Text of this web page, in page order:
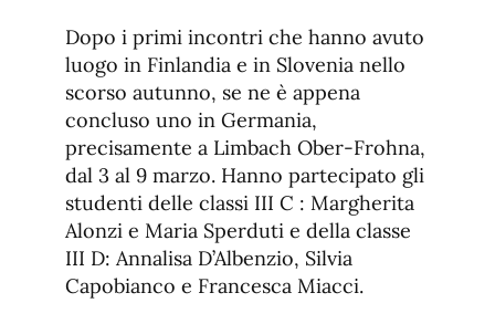
Dopo i primi incontri che hanno avuto
luogo in Finlandia e in Slovenia nello
scorso autunno, se ne è appena
concluso uno in Germania,
precisamente a Limbach Ober-Frohna,
dal 3 al 9 marzo. Hanno partecipato gli
studenti delle classi III C : Margherita
Alonzi e Maria Sperduti e della classe
III D: Annalisa D’Albenzio, Silvia
Capobianco e Francesca Miacci.